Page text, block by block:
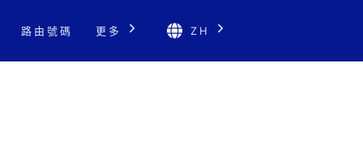
路由號碼 更多 ZH